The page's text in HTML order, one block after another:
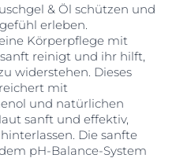
& Öl schützen und
erleben.
Körperpflege mit
reinigt und ihr hilft,
widerstehen. Dieses
mit
und natürlichen
sanft und effektiv,
Die sanfte
pH-Balance-System